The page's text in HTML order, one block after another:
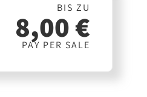
BIS ZU
8,00 €
PAY PER SALE